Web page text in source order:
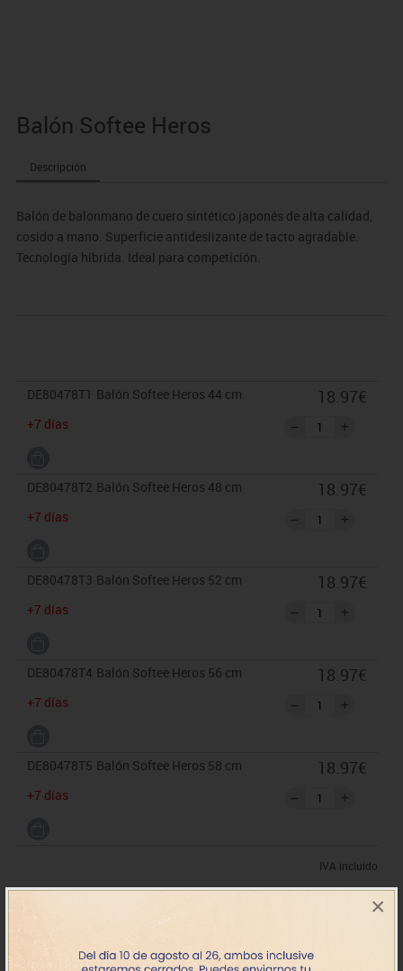
×
Balón Softee Heros
Descripción
Balón de balonmano de cuero sintético japonés de alta calidad,
cosido a mano. Superficie antideslizante de tacto agradable.
Tecnología híbrida. Ideal para competición.
DE80478T1 Balón Softee Heros 44 cm
+7 días
18.97€
DE80478T2 Balón Softee Heros 48 cm
+7 días
18.97€
DE80478T3 Balón Softee Heros 52 cm
+7 días
18.97€
DE80478T4 Balón Softee Heros 56 cm
+7 días
18.97€
DE80478T5 Balón Softee Heros 58 cm
+7 días
18.97€
IVA incluido
Comprado conjuntamente